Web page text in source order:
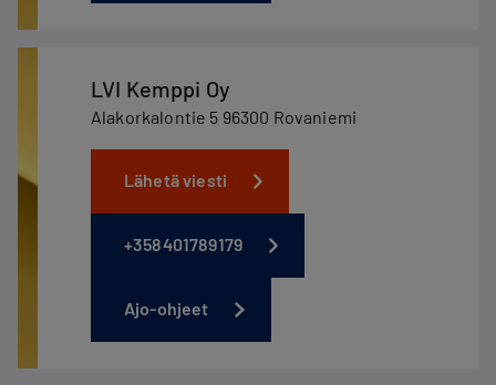
LVI Kemppi Oy
Alakorkalontie 5 96300 Rovaniemi
Lähetä viesti
+358401789179
Ajo-ohjeet